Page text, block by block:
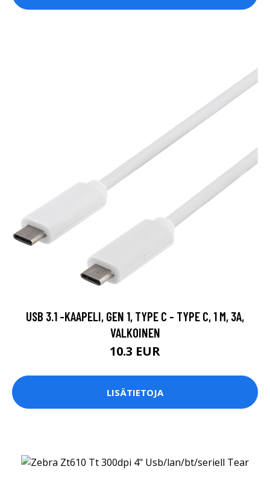
USB 3.1 -KAAPELI, GEN 1, TYPE C - TYPE C, 1 M, 3A,
VALKOINEN
10.3 EUR
LISÄTIETOJA